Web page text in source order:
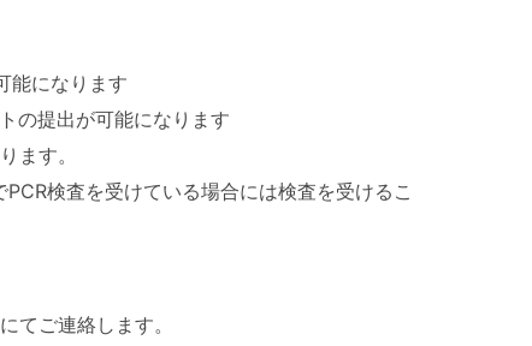
能になります
の提出が可能になります
ます。
検査を受けている場合には検査を受けるこ
てご連絡します。